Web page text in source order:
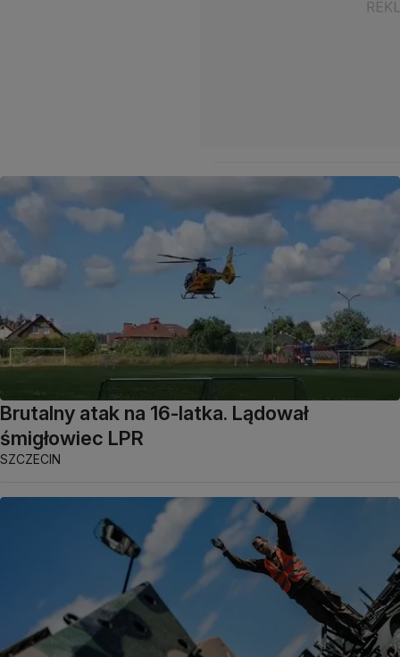
Brutalny atak na 16-latka. Lądował
śmigłowiec LPR
SZCZECIN